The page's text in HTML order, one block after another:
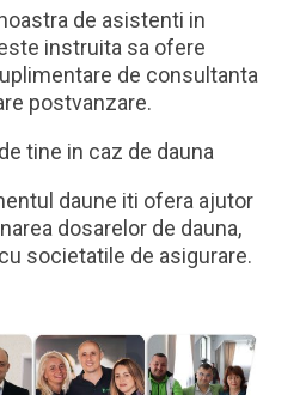
de asistenti in
instruita sa ofere
de consultanta
postvanzare.
tine in caz de dauna
daune iti ofera ajutor
dosarelor de dauna,
societatile de asigurare.